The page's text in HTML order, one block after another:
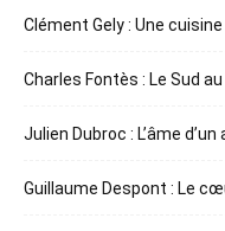
Clément Gely : Une
Charles Fontès : Le Sud
Julien Dubroc : L’âme
Guillaume Despont : Le